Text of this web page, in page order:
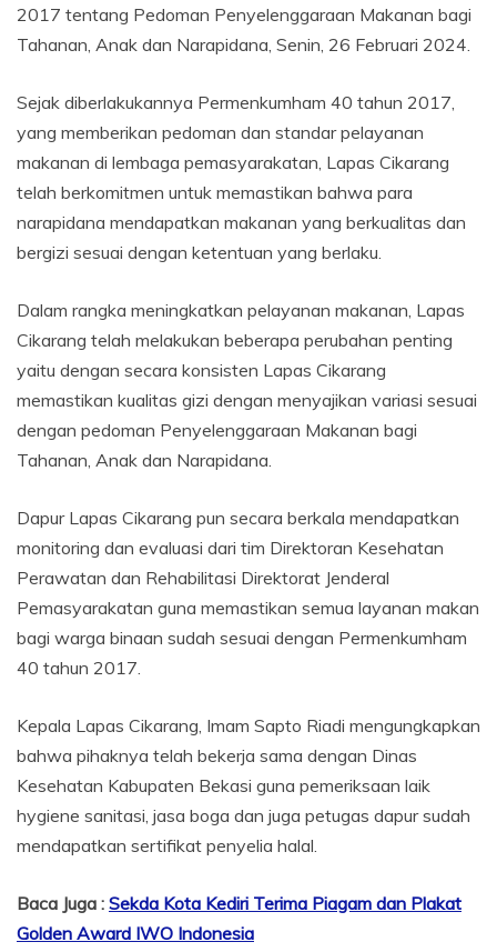
2017 tentang Pedoman Penyelenggaraan Makanan bagi
Tahanan, Anak dan Narapidana, Senin, 26 Februari 2024.
Sejak diberlakukannya Permenkumham 40 tahun 2017,
yang memberikan pedoman dan standar pelayanan
makanan di lembaga pemasyarakatan, Lapas Cikarang
telah berkomitmen untuk memastikan bahwa para
narapidana mendapatkan makanan yang berkualitas dan
bergizi sesuai dengan ketentuan yang berlaku.
Dalam rangka meningkatkan pelayanan makanan, Lapas
Cikarang telah melakukan beberapa perubahan penting
yaitu dengan secara konsisten Lapas Cikarang
memastikan kualitas gizi dengan menyajikan variasi sesuai
dengan pedoman Penyelenggaraan Makanan bagi
Tahanan, Anak dan Narapidana.
Dapur Lapas Cikarang pun secara berkala mendapatkan
monitoring dan evaluasi dari tim Direktoran Kesehatan
Perawatan dan Rehabilitasi Direktorat Jenderal
Pemasyarakatan guna memastikan semua layanan makan
bagi warga binaan sudah sesuai dengan Permenkumham
40 tahun 2017.
Kepala Lapas Cikarang, Imam Sapto Riadi mengungkapkan
bahwa pihaknya telah bekerja sama dengan Dinas
Kesehatan Kabupaten Bekasi guna pemeriksaan laik
hygiene sanitasi, jasa boga dan juga petugas dapur sudah
mendapatkan sertifikat penyelia halal.
Baca Juga : Sekda Kota Kediri Terima Piagam dan Plakat
Golden Award IWO Indonesia